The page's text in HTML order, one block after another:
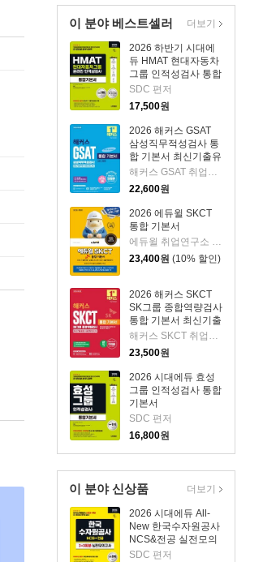
이 분야 베스트셀러
2026 하반기 시대에
듀 HMAT 현대자동차
그룹 인적성검사 통합
기본서
SDC 편저
17,500원
2026 해커스 GSAT
삼성직무적성검사 통
합 기본서 최신기출유
형+실전모의고사 (수
리/추리)
22,600원
2026 에듀윌 SKCT
통합 기본서
23,400원 (10% 할인)
2026 해커스 SKCT
SK그룹 종합역량검사
통합 기본서 최신기출
유형+실전모의고사 해커스 SKCT 취업교육연구소 저
23,500원
2026 시대에듀 효성
그룹 인적성검사 통합
기본서
SDC 편저
16,800원
더보기
이 분야 신상품
2026 시대에듀 All-
New 한국수자원공사
NCS&전공 실전모의
고사 3+3회분
SDC 편저
더보기